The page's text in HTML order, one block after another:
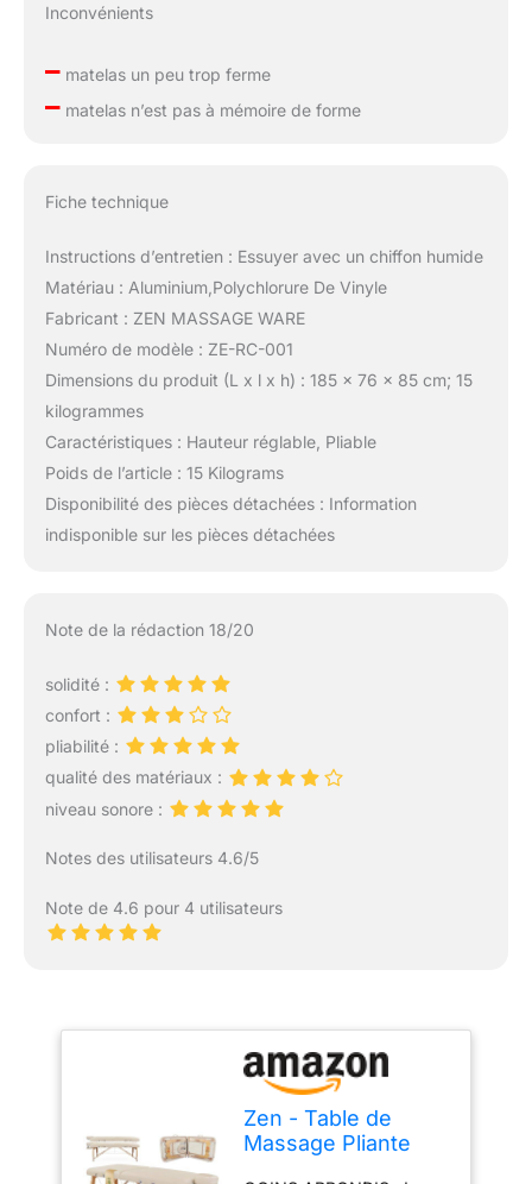
Inconvénients
–matelas un peu trop ferme
–matelas n’est pas à mémoire de forme
Fiche technique
Instructions d’entretien : Essuyer avec un chiffon humide
Matériau : Aluminium,Polychlorure De Vinyle
Fabricant : ZEN MASSAGE WARE
Numéro de modèle : ZE-RC-001
Dimensions du produit (L x l x h) : 185 x 76 x 85 cm; 15
kilogrammes
Caractéristiques : Hauteur réglable, Pliable
Poids de l’article : 15 Kilograms
Disponibilité des pièces détachées : Information
indisponible sur les pièces détachées
Note de la rédaction 18/20
solidité :
confort :
pliabilité :
qualité des matériaux :
niveau sonore :
Notes des utilisateurs 4.6/5
Note de 4.6 pour 4 utilisateurs
Zen - Table de
Massage Pliante